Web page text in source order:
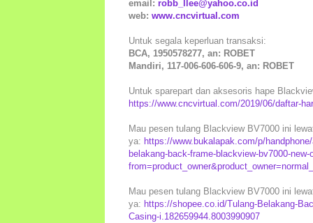
email: robb_llee@yahoo.co.id
web: www.cncvirtual.com
Untuk segala keperluan transaksi:
BCA, 1950578277, an: ROBET
Mandiri, 117-006-606-606-9, an: ROBET
Untuk sparepart dan aksesoris hape
https://www.cncvirtual.com/2019/06/daftar-
Mau pesen tulang Blackview BV7000 ini
ya: https://www.bukalapak.com/p/
belakang-back-frame-blackview-bv7000-
Mau pesen tulang Blackview BV7000 ini
ya: https://shopee.co.id/Tulang-Belakang-
Casing-i.182659944.8003990907